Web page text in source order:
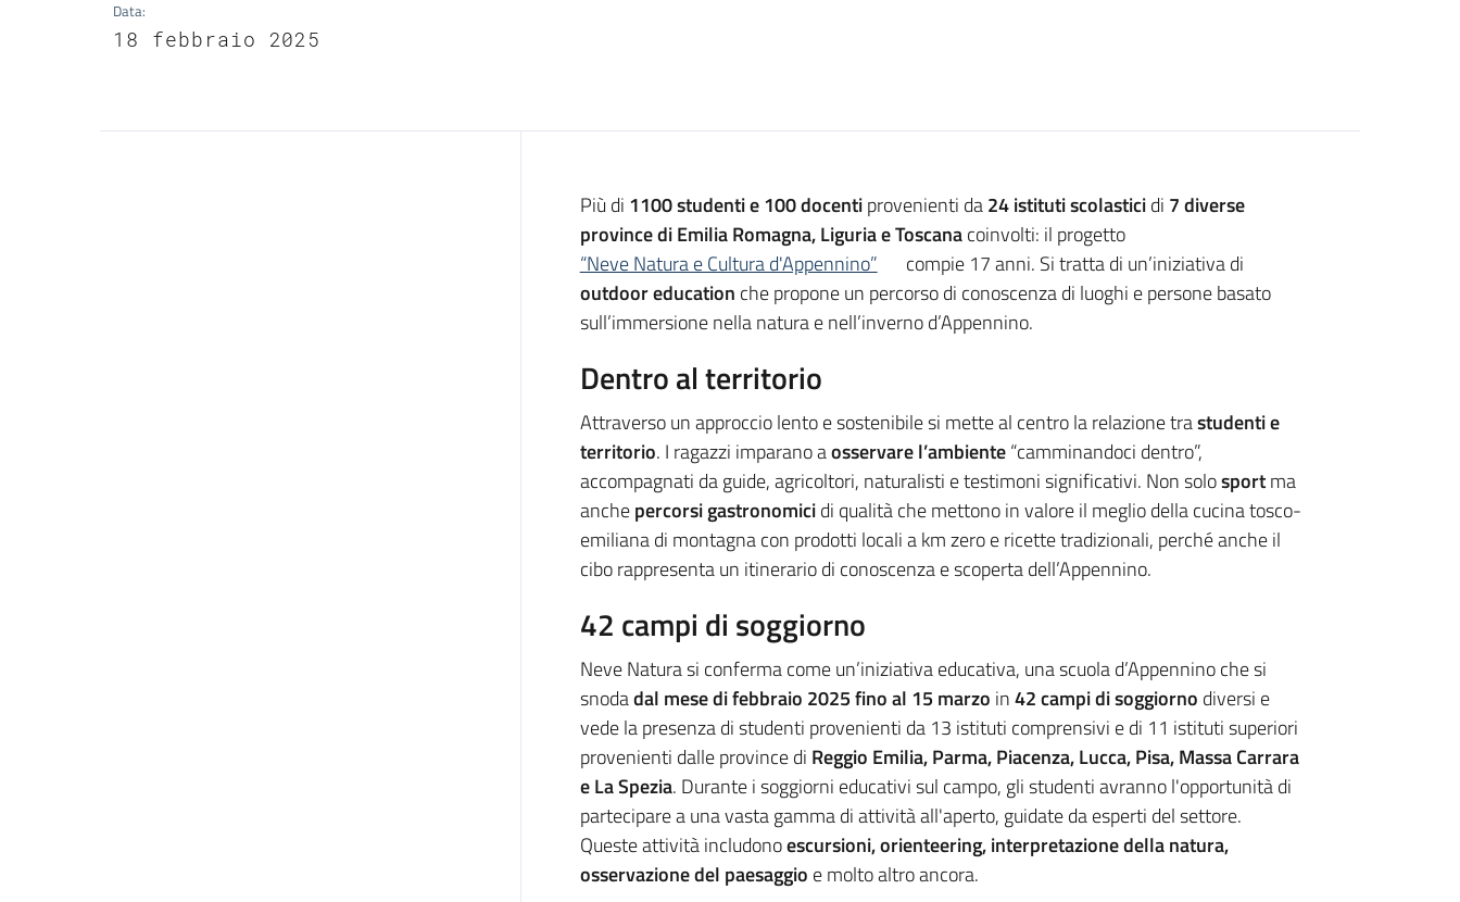
Data:
18 febbraio 2025
Introduzione
Più di 1100 studenti e 100 docentiprovenienti da24 istituti scolasticidi 7 diverse
province di Emilia Romagna, Liguria e Toscanacoinvolti: il progetto
“Neve Natura e Cultura d'Appennino”
compie 17 anni. Si tratta di un’iniziativa di
outdoor education che propone un percorso di conoscenza di luoghi e persone basato
sull’immersione nella natura e nell’inverno d’Appennino.
Dentro al territorio
Attraverso un approccio lento e sostenibile si mette al centro la relazione trastudenti e
territorio. I ragazzi imparano aosservare l’ambiente“camminandoci dentro”,
accompagnati da guide, agricoltori, naturalisti e testimoni significativi. Non solosportma
anchepercorsi gastronomicidi qualità che mettono in valore il meglio della cucina tosco-
emiliana di montagna con prodotti locali a km zero e ricette tradizionali, perché anche il
cibo rappresenta un itinerario di conoscenza e scoperta dell’Appennino.
42 campi di soggiorno
Neve Natura si conferma come un’iniziativa educativa, una scuola d’Appennino che si
snodadal mese di febbraio 2025 fino al 15 marzo in42 campi di soggiorno diversi e
vede la presenza di studenti provenienti da 13 istituti comprensivi e di 11 istituti superiori
provenienti dalle province di Reggio Emilia, Parma, Piacenza, Lucca, Pisa, Massa Carrara
e La Spezia. Durante i soggiorni educativi sul campo, gli studenti avranno l'opportunità di
partecipare a una vasta gamma di attività all'aperto, guidate da esperti del settore.
Queste attività includonoescursioni, orienteering, interpretazione della natura,
osservazione del paesaggio e molto altro ancora.